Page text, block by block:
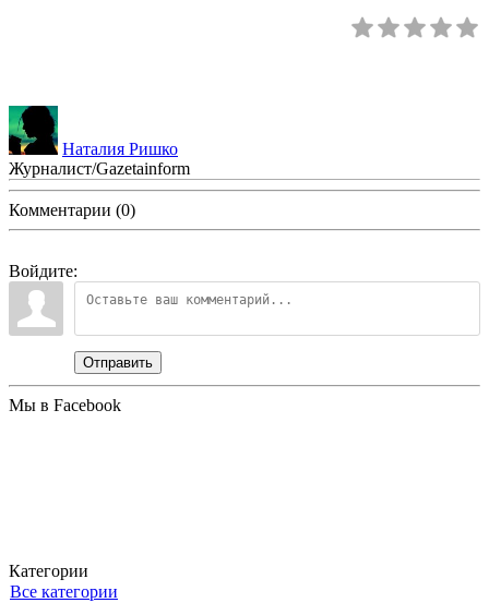
Наталия Ришко
Журналист/Gazetainform
Комментарии (0)
Войдите:
Отправить
Мы в Facebook
Категории
Все категории